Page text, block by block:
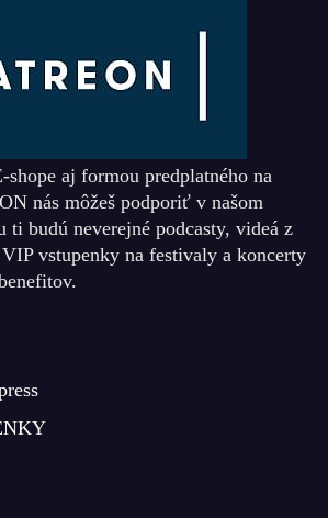
shope aj formou predplatného na
nás môžeš podporiť v našom
ti budú neverejné podcasty, videá z
vstupenky na festivaly a koncerty